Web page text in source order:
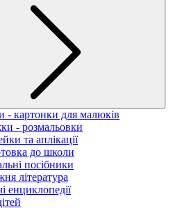
- картонки для малюків
- розмальовки
та аплікації
до школи
посібники
література
енциклопедії